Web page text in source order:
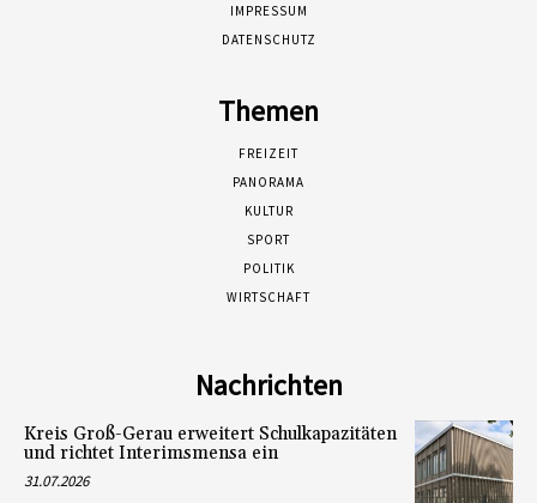
IMPRESSUM
DATENSCHUTZ
Themen
FREIZEIT
PANORAMA
KULTUR
SPORT
POLITIK
WIRTSCHAFT
Nachrichten
Kreis Groß-Gerau erweitert Schulkapazitäten
und richtet Interimsmensa ein
31.07.2026